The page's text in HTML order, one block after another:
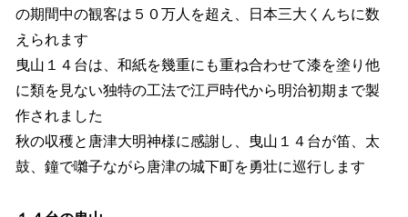
の期間中の観客は５０万人を超え、日本三大くんちに数
えられます
曳山１４台は、和紙を幾重にも重ね合わせて漆を塗り他
に類を見ない独特の工法で江戸時代から明治初期まで製
作されました
秋の収穫と唐津大明神様に感謝し、曳山１４台が笛、太
鼓、鐘で囃子ながら唐津の城下町を勇壮に巡行します